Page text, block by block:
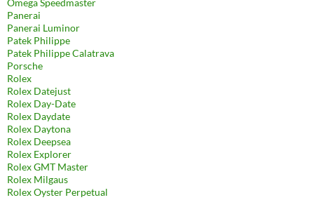
Omega Speedmaster
Panerai
Panerai Luminor
Patek Philippe
Patek Philippe Calatrava
Porsche
Rolex
Rolex Datejust
Rolex Day-Date
Rolex Daydate
Rolex Daytona
Rolex Deepsea
Rolex Explorer
Rolex GMT Master
Rolex Milgaus
Rolex Oyster Perpetual